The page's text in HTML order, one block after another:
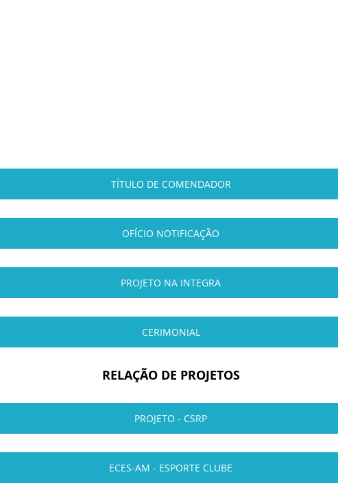
TÍTULO DE COMENDADOR
OFÍCIO NOTIFICAÇÃO
PROJETO NA INTEGRA
CERIMONIAL
RELAÇÃO DE PROJETOS
PROJETO - CSRP
ECES-AM - ESPORTE CLUBE